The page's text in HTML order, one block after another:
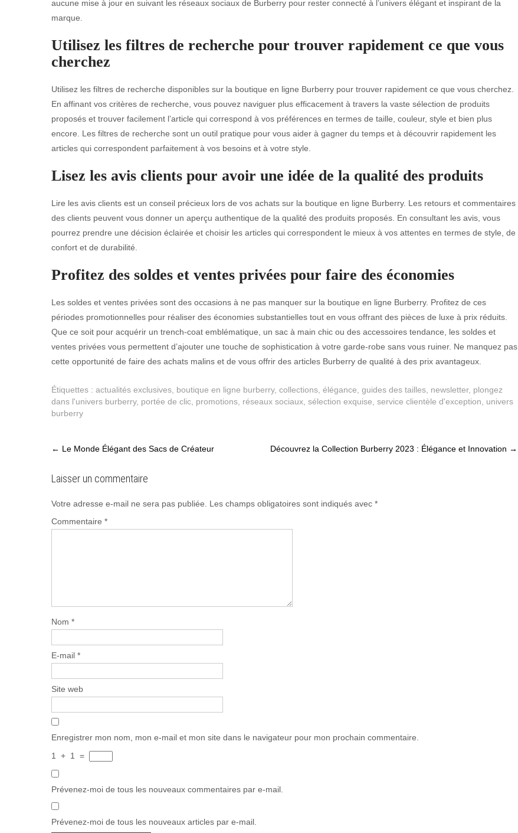
aucune mise à jour en suivant les réseaux sociaux de Burberry pour rester connecté à l’univers élégant et inspirant de la
marque.
Utilisez les filtres de recherche pour trouver rapidement ce que vous
cherchez
Utilisez les filtres de recherche disponibles sur la boutique en ligne Burberry pour trouver rapidement ce que vous cherchez.
En affinant vos critères de recherche, vous pouvez naviguer plus efficacement à travers la vaste sélection de produits
proposés et trouver facilement l’article qui correspond à vos préférences en termes de taille, couleur, style et bien plus
encore. Les filtres de recherche sont un outil pratique pour vous aider à gagner du temps et à découvrir rapidement les
articles qui correspondent parfaitement à vos besoins et à votre style.
Lisez les avis clients pour avoir une idée de la qualité des produits
Lire les avis clients est un conseil précieux lors de vos achats sur la boutique en ligne Burberry. Les retours et commentaires
des clients peuvent vous donner un aperçu authentique de la qualité des produits proposés. En consultant les avis, vous
pourrez prendre une décision éclairée et choisir les articles qui correspondent le mieux à vos attentes en termes de style, de
confort et de durabilité.
Profitez des soldes et ventes privées pour faire des économies
Les soldes et ventes privées sont des occasions à ne pas manquer sur la boutique en ligne Burberry. Profitez de ces
périodes promotionnelles pour réaliser des économies substantielles tout en vous offrant des pièces de luxe à prix réduits.
Que ce soit pour acquérir un trench-coat emblématique, un sac à main chic ou des accessoires tendance, les soldes et
ventes privées vous permettent d’ajouter une touche de sophistication à votre garde-robe sans vous ruiner. Ne manquez pas
cette opportunité de faire des achats malins et de vous offrir des articles Burberry de qualité à des prix avantageux.
Étiquettes : actualités exclusives boutique en ligne burberry, collections élégance guides des tailles newsletter, plongez
dans l'univers burberry, portée de clic promotions réseaux sociaux sélection exquise service clientèle d'exception
univers
burberry
Post
← Le Monde Élégant des Sacs de Créateur Découvrez la Collection Burberry 2023 : Élégance et Innovation →
Laisser un commentaire
Votre adresse e-mail ne sera pas publiée. Les champs obligatoires sont indiqués avec *
Commentaire *
Nom *
E-mail *
Site web
Enregistrer mon nom, mon e-mail et mon site dans le navigateur pour mon prochain commentaire.
1
+ 1 =
Prévenez-moi de tous les nouveaux commentaires par e-mail.
Prévenez-moi de tous les nouveaux articles par e-mail.